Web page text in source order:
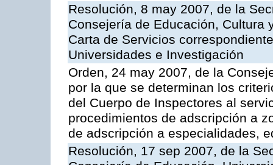
Resolución, 8 may 2007, de la
Consejería de Educación, Cultura
Carta de Servicios
Universidades e Investigación
Orden, 24 may 2007, de la
por la que se determinan los
del Cuerpo de Inspectores al
procedimientos de adscripción a
de adscripción a especialidades,
Resolución, 17 sep 2007, de la